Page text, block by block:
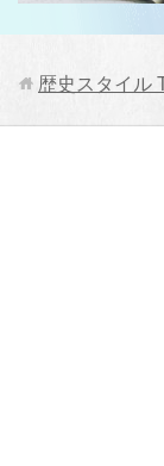
歴史スタイル